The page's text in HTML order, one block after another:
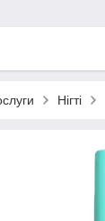
Нігті